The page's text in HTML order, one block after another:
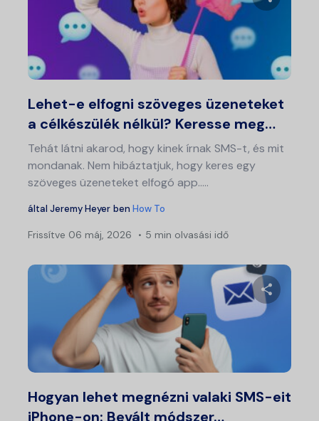
Ossza
Lehet-e elfogni szöveges üzeneteket
a célkészülék nélkül? Keresse meg…
Tehát látni akarod, hogy kinek írnak SMS-t, és mit
mondanak. Nem hibáztatjuk, hogy keres egy
szöveges üzeneteket elfogó app.....
által Jeremy Heyer ben How To
Frissítve 06 máj, 2026 5 min olvasási idő
Ossza
Hogyan lehet megnézni valaki SMS-eit
iPhone-on: Bevált módszer…